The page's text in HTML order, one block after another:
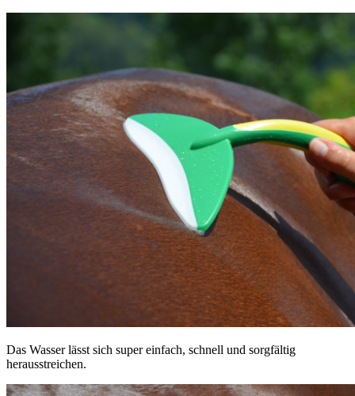
Das Wasser lässt sich super einfach, schnell und sorgfältig
herausstreichen.